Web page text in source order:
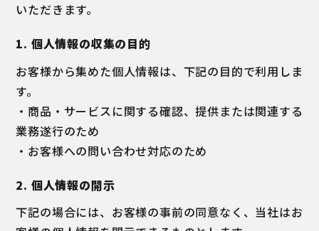
いただきます。
1. 個人情報の収集の目的
お客様から集めた個人情報は、下記の目的で利用しま
す。
・商品・サービスに関する確認、提供または関連する
業務遂行のため
・お客様への問い合わせ対応のため
2. 個人情報の開示
下記の場合には、お客様の事前の同意なく、当社はお